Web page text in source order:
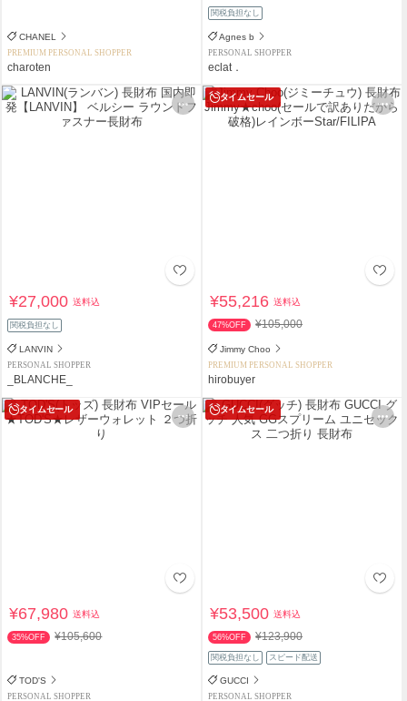
CHANEL
PREMIUM PERSONAL SHOPPER
charoten
関税負担なし
Agnes b
PERSONAL SHOPPER
eclat．
¥27,000送料込
関税負担なし
LANVIN
PERSONAL SHOPPER
_BLANCHE_
タイムセール
¥55,216送料込
47%OFF ¥105,000
Jimmy Choo
PREMIUM PERSONAL SHOPPER
hirobuyer
タイムセール
¥67,980送料込
35%OFF ¥105,600
TOD'S
PERSONAL SHOPPER
タイムセール
¥53,500送料込
56%OFF ¥123,900
関税負担なし スピード配送
GUCCI
PERSONAL SHOPPER